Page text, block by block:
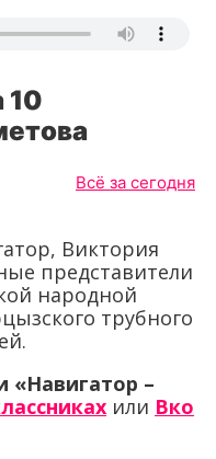
10
Всё за сегодня
Виктория
представители
народной
трубного
«Навигатор –
или Вко